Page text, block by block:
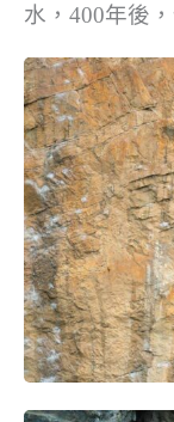
水，400年後